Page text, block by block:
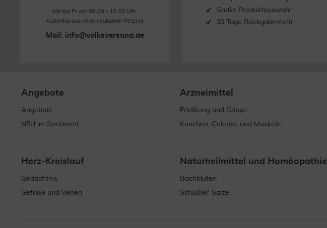
(Mo bis Fr von 08.00 - 16.00 Uhr,
kostenlos aus allen deutschen Netzen)
Mail: info@volksversand.de
Große Produktauswahl
30 Tage Rückgaberecht
Angebote
Angebote
NEU im Sortiment
Arzneimittel
Erkältung und Grippe
Knochen, Gelenke und Muskeln
Herz-Kreislauf
Gedächtnis
Gefäße und Venen
Naturheilmittel und Homöopathie
Bachblüten
Schüßler-Salze